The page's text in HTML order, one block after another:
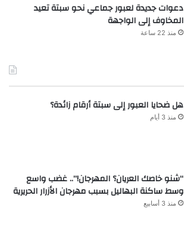
دعوات جديدة لعبور جماعي نحو سبتة تعيد
المخاوف إلى الواجهة
منذ 22 ساعة
هل ضحايا العبور إلى سبتة أرقام زائدة؟
منذ 3 أيام
“شنو خاصك العريان؟ المهرجان!”.. غضب واسع
وسط ساكنة البهاليل بسبب مهرجان الأزرار الحريرية
منذ 3 أسابيع